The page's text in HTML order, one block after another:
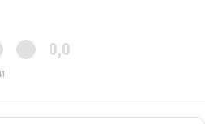
0,0